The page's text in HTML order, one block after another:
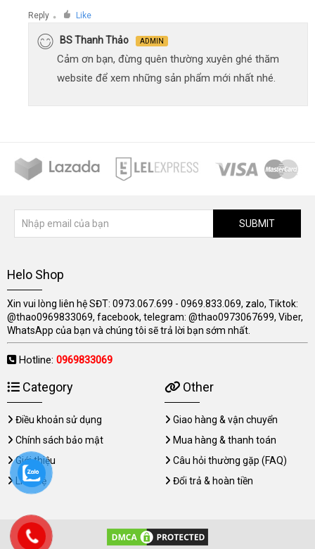
Reply ● Like
BS Thanh Thảo ADMIN
Cảm ơn bạn, đừng quên thường xuyên ghé thăm
website để xem những sản phẩm mới nhất nhé.
SUBMIT
Helo Shop
Xin vui lòng liên hệ SĐT: 0973.067.699 - 0969.833.069, zalo, Tiktok:
@thao0969833069, facebook, telegram: @thao0973067699, Viber,
WhatsApp của bạn và chúng tôi sẽ trả lời bạn sớm nhất.
Hotline: 0969833069
Category
Điều khoản sử dụng
Chính sách bảo mật
Giới thiệu
Liên hệ
Other
Giao hàng & vận chuyển
Mua hàng & thanh toán
Câu hỏi thường gặp (FAQ)
Đổi trả & hoàn tiền